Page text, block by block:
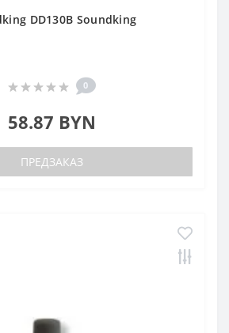
DD130B Soundking
0
58.87 BYN
ПРЕДЗАКАЗ